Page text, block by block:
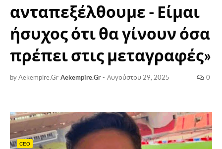
ανταπεξέλθουμε - Είμαι
ήσυχος ότι θα γίνουν όσα
πρέπει στις μεταγραφές»
by Aekempire.Gr Aekempire.Gr - Αυγούστου 29, 2025 0
CEO